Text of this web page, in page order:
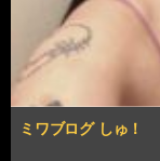
ミワブログ しゅ！